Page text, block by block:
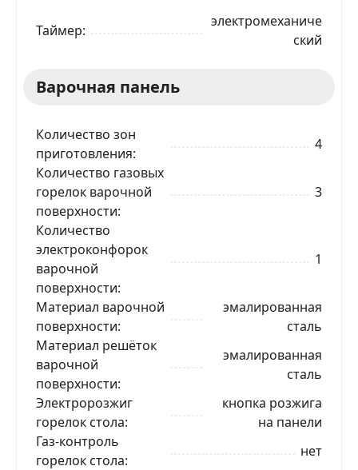
Таймер
электромеханиче
ский
Варочная панель
Количество зон
приготовления
4
Количество газовых
горелок варочной
поверхности
3
Количество
электроконфорок
варочной
поверхности
1
Материал варочной
поверхности
эмалированная
сталь
Материал решёток
варочной
поверхности
эмалированная
сталь
Электророзжиг
горелок стола
кнопка розжига
на панели
Газ-контроль
горелок стола
нет